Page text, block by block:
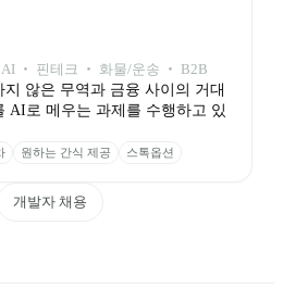
AI ‧ 핀테크 ‧ 화물/운송 ‧ B2B
지 않은 무역과 금융 사이의 거대
AI로 메우는 과제를 수행하고 있
원하는 간식 제공 스톡옵션
개발자 채용